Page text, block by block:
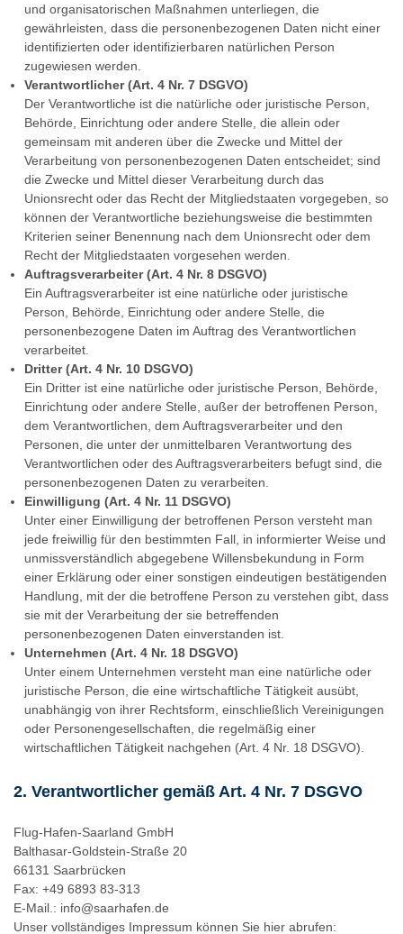
und organisatorischen Maßnahmen unterliegen, die
gewährleisten, dass die personenbezogenen Daten nicht einer
identifizierten oder identifizierbaren natürlichen Person
zugewiesen werden.
Verantwortlicher (Art. 4 Nr. 7 DSGVO)
Der Verantwortliche ist die natürliche oder juristische Person,
Behörde, Einrichtung oder andere Stelle, die allein oder
gemeinsam mit anderen über die Zwecke und Mittel der
Verarbeitung von personenbezogenen Daten entscheidet; sind
die Zwecke und Mittel dieser Verarbeitung durch das
Unionsrecht oder das Recht der Mitgliedstaaten vorgegeben, so
können der Verantwortliche beziehungsweise die bestimmten
Kriterien seiner Benennung nach dem Unionsrecht oder dem
Recht der Mitgliedstaaten vorgesehen werden.
Auftragsverarbeiter (Art. 4 Nr. 8 DSGVO)
Ein Auftragsverarbeiter ist eine natürliche oder juristische
Person, Behörde, Einrichtung oder andere Stelle, die
personenbezogene Daten im Auftrag des Verantwortlichen
verarbeitet.
Dritter (Art. 4 Nr. 10 DSGVO)
Ein Dritter ist eine natürliche oder juristische Person, Behörde,
Einrichtung oder andere Stelle, außer der betroffenen Person,
dem Verantwortlichen, dem Auftragsverarbeiter und den
Personen, die unter der unmittelbaren Verantwortung des
Verantwortlichen oder des Auftragsverarbeiters befugt sind, die
personenbezogenen Daten zu verarbeiten.
Einwilligung (Art. 4 Nr. 11 DSGVO)
Unter einer Einwilligung der betroffenen Person versteht man
jede freiwillig für den bestimmten Fall, in informierter Weise und
unmissverständlich abgegebene Willensbekundung in Form
einer Erklärung oder einer sonstigen eindeutigen bestätigenden
Handlung, mit der die betroffene Person zu verstehen gibt, dass
sie mit der Verarbeitung der sie betreffenden
personenbezogenen Daten einverstanden ist.
Unternehmen (Art. 4 Nr. 18 DSGVO)
Unter einem Unternehmen versteht man eine natürliche oder
juristische Person, die eine wirtschaftliche Tätigkeit ausübt,
unabhängig von ihrer Rechtsform, einschließlich Vereinigungen
oder Personengesellschaften, die regelmäßig einer
wirtschaftlichen Tätigkeit nachgehen (Art. 4 Nr. 18 DSGVO).
2. Verantwortlicher gemäß Art. 4 Nr. 7 DSGVO
Flug-Hafen-Saarland GmbH
Balthasar-Goldstein-Straße 20
66131 Saarbrücken
Fax: +49 6893 83-313
E-Mail.: info@saarhafen.de
Unser vollständiges Impressum können Sie hier abrufen: